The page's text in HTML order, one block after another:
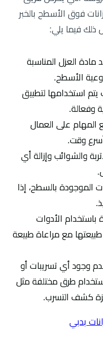
فوق الأسطح بالخبر
ذلك فيما يلي:
العزل المناسبة
الأسطح.
استخدامها لتطبيق
وفعالة.
المهام على العمال
أسرع وقت.
والشوائب وإزالة أي
الموجودة بالسطح، إذا
باستخدام الأدوات
طبيعتها مع مراعاة طبيعة
وجود أي تسريبات أو
طرق مختلفة مثل
كشف التسرب.
بدبي